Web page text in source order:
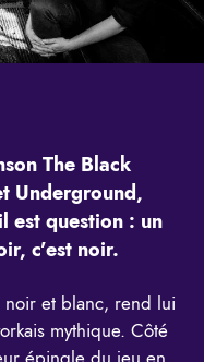
The Black
Underground,
est question : un
c’est noir.
et blanc, rend lui
mythique. Côté